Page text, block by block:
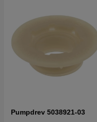
Pumpdrev 5038921-03